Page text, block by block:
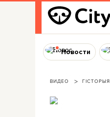
Новости
ВИДЕО ГІСТОРЫЯ